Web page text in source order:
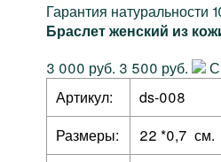
Гарантия натуральности
Браслет женский из
3 000 руб. 3 500 руб.
Артикул:
ds-008
Размеры:
22 *0,7 см.